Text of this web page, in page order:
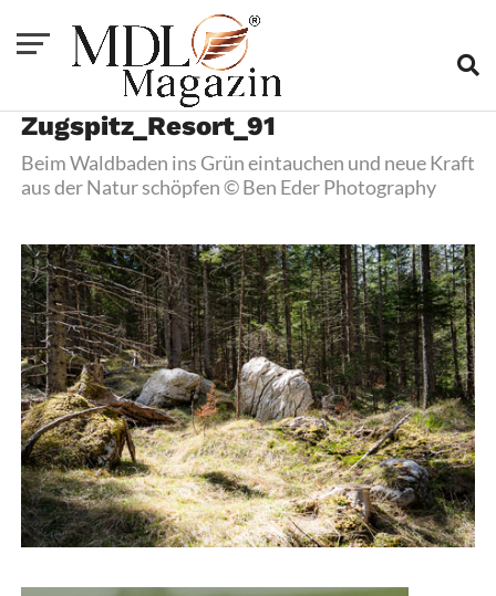
Zugspitz_Resort_91
Beim Waldbaden ins Grün eintauchen und neue Kraft
aus der Natur schöpfen © Ben Eder Photography